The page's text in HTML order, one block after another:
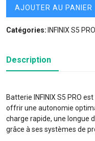
AJOUTER AU PANIER
Catégories: INFINIX S5 PRO
Description
Batterie INFINIX S5 PRO
offrir une autonomie
charge rapide, une longue
grâce à ses systèmes de